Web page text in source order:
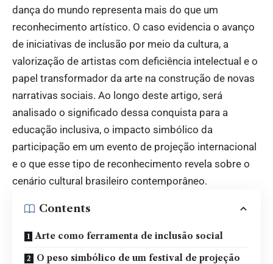
dança do mundo representa mais do que um
reconhecimento artístico. O caso evidencia o avanço
de iniciativas de inclusão por meio da cultura, a
valorização de artistas com deficiência intelectual e o
papel transformador da arte na construção de novas
narrativas sociais. Ao longo deste artigo, será
analisado o significado dessa conquista para a
educação inclusiva, o impacto simbólico da
participação em um evento de projeção internacional
e o que esse tipo de reconhecimento revela sobre o
cenário cultural brasileiro contemporâneo.
Contents
Arte como ferramenta de inclusão social
O peso simbólico de um festival de projeção